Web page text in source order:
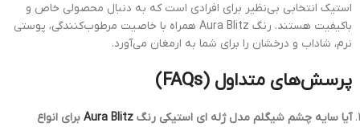
استیک انتخابی بی‌نظیر برای افرادی است که به دنبال محصولی خاص و
باکیفیت هستند. رنگ Aura Blitz همراه با خاصیت مرطوب‌کنندگی، پوستی
نرم، شاداب و درخشان را برای شما به ارمغان می‌آورد.
پرسش‌های متداول (FAQs)
آیا سایه چشم شیگلم مدل ژله ای استیکی رنگ Aura Blitz برای انواع